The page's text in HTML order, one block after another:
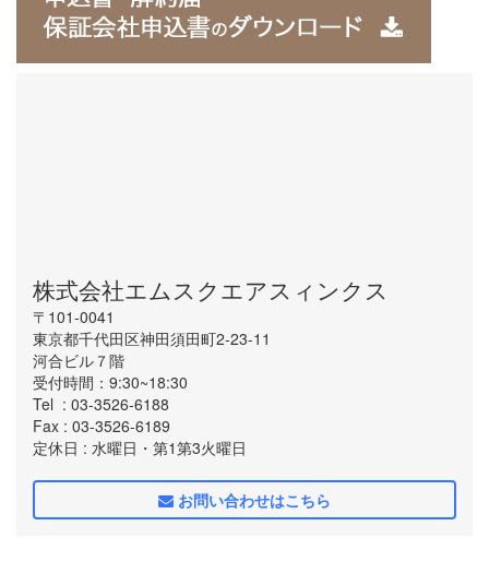
株式会社エムスクエアスィンクス
〒101-0041
東京都千代田区神田須田町2-23-11
河合ビル７階
受付時間：9:30~18:30
Tel : 03-3526-6188
Fax : 03-3526-6189
定休日 : 水曜日・第1第3火曜日
お問い合わせはこちら